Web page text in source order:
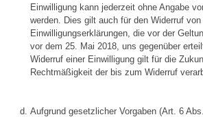
Einwilligung kann jederzeit ohne Angabe
werden. Dies gilt auch für den Widerruf von
Einwilligungserklärungen, die vor der
vor dem 25. Mai 2018, uns gegenüber
Widerruf einer Einwilligung gilt für die
Rechtmäßigkeit der bis zum Widerruf
Aufgrund gesetzlicher Vorgaben (Art. 6